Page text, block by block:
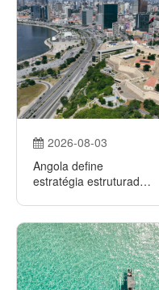
2026-08-03
Angola define
estratégia estruturada
turismo como novo
motor de crescimento